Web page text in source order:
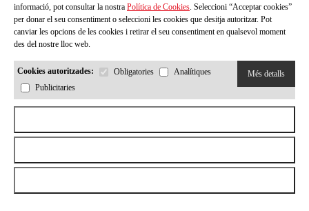
Preu: 0,00 €
Veure més
informació, pot consultar la nostra Política de Cookies. Seleccioni “Acceptar cookies”
per donar el seu consentiment o seleccioni les cookies que desitja autoritzar. Pot
canviar les opcions de les cookies i retirar el seu consentiment en qualsevol moment
des del nostre lloc web.
Cookies autoritzades: Obligatories
Analítiques
Publicitaries
Més detalls